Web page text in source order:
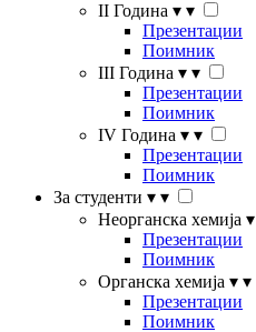
II Година ▾ ▾
Презентации
Поимник
III Година ▾ ▾
Презентации
Поимник
IV Година ▾ ▾
Презентации
Поимник
За студенти ▾ ▾
Неорганска хемија ▾
Презентации
Поимник
Органска хемија ▾ ▾
Презентации
Поимник